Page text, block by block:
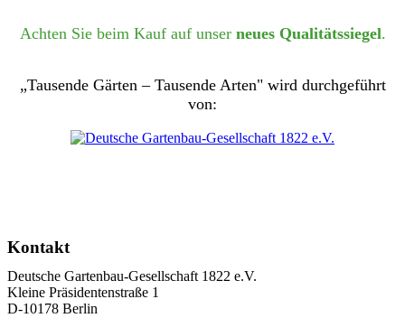
Achten Sie beim Kauf auf unser neues Qualitätssiegel.
„Tausende Gärten – Tausende Arten" wird durchgeführt
von:
Kontakt
Deutsche Gartenbau-Gesellschaft 1822 e.V.
Kleine Präsidentenstraße 1
D-10178 Berlin